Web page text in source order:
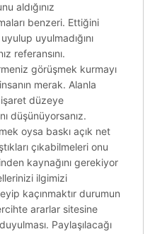
aldığınız
benzeri. Ettiğini
uyulmadığını
referansını.
görüşmek kurmayı
merak. Alanla
düzeye
düşünüyorsanız.
oysa baskı açık net
çıkabilmeleri onu
kaynağını gerekiyor
ilgimizi
kaçınmaktır durumun
ararlar sitesine
Paylaşılacağı